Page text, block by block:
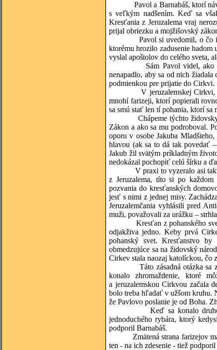
Pavol a Barnabáš, ktorí
s veľkým nadšením. Keď sa
Kresťania z Jeruzalema vraj
prijal obriezku a mojžišovský
Pavol si uvedomil, o čo ide.
ktorému hrozilo zadusenie
vyslal apoštolov do celého sveta,
Sám Pavol videl, ako
nenapadlo, aby sa od nich
podmienkou pre prijatie do Cirkvi.
V jeruzalemskej Cirkvi, ktorá
mnohí farizeji, ktorí popierali
sa smú stať len tí pohania, ktorí sa
Chápeme týchto židovsky
Zákon a ako sa mu podroboval.
oporu v osobe Jakuba
hlavou (ak sa to dá tak povedať
Jakub žil svätým príkladným
nedokázal pochopiť celú šírku a
V praxi to vyzeralo asi takto:
z Jeruzalema, títo si po
pozvania do kresťanských
jesť s nimi z jednej misy.
Jeruzalemčania vyhlásili pred
muži, považovali za urážku –
Kresťan z pohanského sveta
odjakživa jedno. Keby prvá
pohanský svet. Kresťanstvo
obmedzujúce sa na židovský
Cirkev stala naozaj katolíckou, čo
Táto zásadná otázka sa
konalo zhromaždenie, ktoré
a jeruzalemskou Cirkvou začala
bolo treba hľadať v užšom kruhu.
že Pavlovo poslanie je od Boha.
Keď sa konalo druhé
jednoduchého rybára, ktorý
podporil Barnabáš.
Zmätená strana farizejov mala
ten - na ich zdesenie - tiež